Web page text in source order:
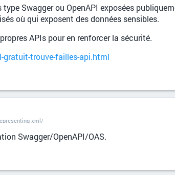
Swagger ou OpenAPI exposées
où qui exposent des données sensibles.
APIs pour en renforcer la sécurité.
trouve-failles-api.html
xml/
Swagger/OpenAPI/OAS.